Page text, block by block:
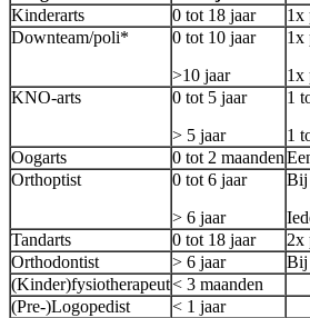
Kinderarts
0 tot 18 jaar
1x
Downteam/poli*
0 tot 10 jaar
>10 jaar
1x
1x
KNO-arts
0 tot 5 jaar
> 5 jaar
1
1
Oogarts
0 tot 2 maanden
Orthoptist
0 tot 6 jaar
> 6 jaar
Bij
Tandarts
0 tot 18 jaar
2x
Orthodontist
> 6 jaar
Bij
(Kinder)fysiotherapeut< 3 maanden
(Pre-)Logopedist
< 1 jaar